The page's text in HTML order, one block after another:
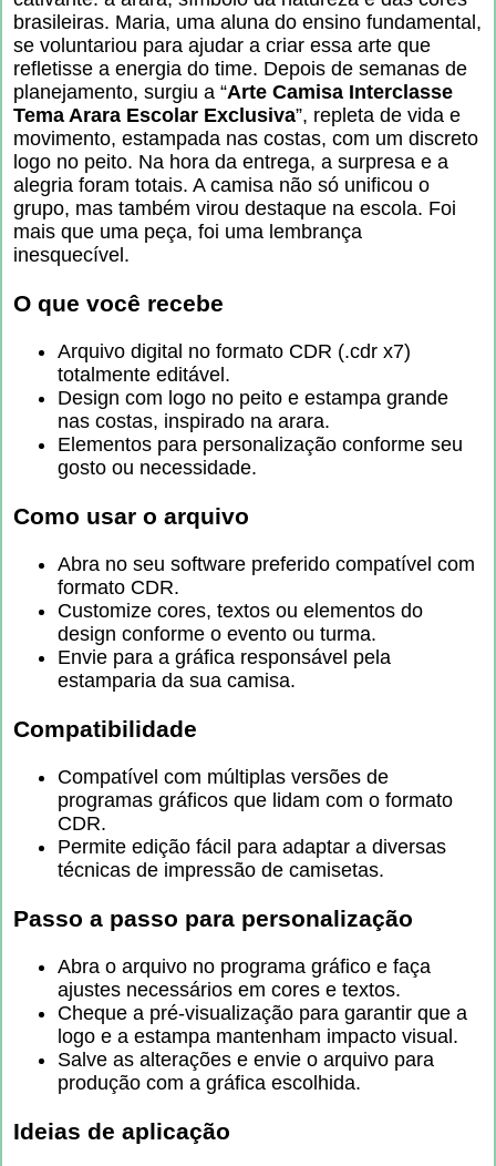
brasileiras. Maria, uma aluna do ensino fundamental,
se voluntariou para ajudar a criar essa arte que
refletisse a energia do time. Depois de semanas de
planejamento, surgiu a “Arte Camisa Interclasse
Tema Arara Escolar Exclusiva”, repleta de vida e
movimento, estampada nas costas, com um discreto
logo no peito. Na hora da entrega, a surpresa e a
alegria foram totais. A camisa não só unificou o
grupo, mas também virou destaque na escola. Foi
mais que uma peça, foi uma lembrança
inesquecível.
O que você recebe
Arquivo digital no formato CDR (.cdr x7)
totalmente editável.
Design com logo no peito e estampa grande
nas costas, inspirado na arara.
Elementos para personalização conforme seu
gosto ou necessidade.
Como usar o arquivo
Abra no seu software preferido compatível com
formato CDR.
Customize cores, textos ou elementos do
design conforme o evento ou turma.
Envie para a gráfica responsável pela
estamparia da sua camisa.
Compatibilidade
Compatível com múltiplas versões de
programas gráficos que lidam com o formato
CDR.
Permite edição fácil para adaptar a diversas
técnicas de impressão de camisetas.
Passo a passo para personalização
Abra o arquivo no programa gráfico e faça
ajustes necessários em cores e textos.
Cheque a pré-visualização para garantir que a
logo e a estampa mantenham impacto visual.
Salve as alterações e envie o arquivo para
produção com a gráfica escolhida.
Ideias de aplicação